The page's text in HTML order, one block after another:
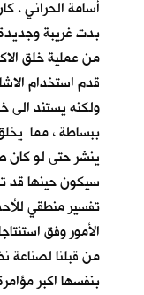
أسامة الحراني .
بدت غريبة
من عملية خلق
قدم استخدام
ولكنه يستند
ببساطة ، مما
ينشر حتى لو كان
سيكون حينها قد
تفسير منطقي
الأمور وفق
من قبلنا لصناعة
بنفسها اكبر